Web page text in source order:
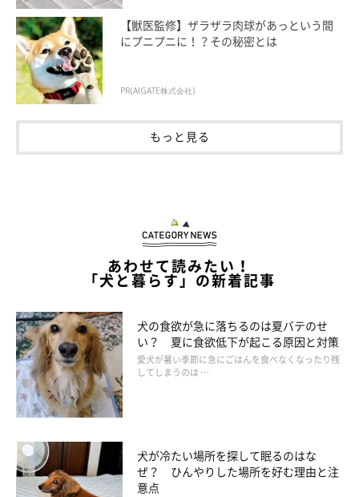
ひざや足先の関節が曲がる向きを気にせずに、飼い主さんがお手
入れをしやすい角度で足を持ち上げると、脱臼や骨折をさせてし
まうことがあります。また、股を後ろから開かせすぎるのも、股
人の爪を切るような感覚で爪切りをする
【獣医監修】ザラザラ肉球があっという間
にプニプニに！？その秘密とは
PR(AIGATE株式会社)
もっと見る
あわせて読みたい！
「犬と暮らす」の新着記事
犬の食欲が急に落ちるのは夏バテのせ
い？ 夏に食欲低下が起こる原因と対策
愛犬が暑い季節に急にごはんを食べなくなったり残
してしまうのは …
犬が冷たい場所を探して眠るのはな
ぜ？ ひんやりした場所を好む理由と注
意点